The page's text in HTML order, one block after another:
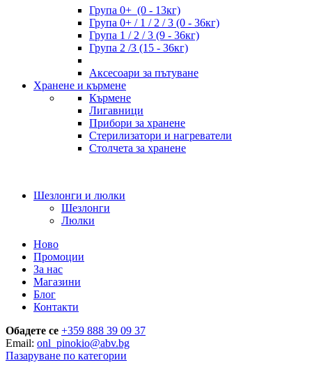
Група 0+ (0 - 13кг)
Група 0+ / 1 / 2 / 3 (0 - 36кг)
Група 1 / 2 / 3 (9 - 36кг)
Група 2 /3 (15 - 36кг)
Аксесоари за пътуване
Хранене и кърмене
Кърмене
Лигавници
Прибори за хранене
Стерилизатори и нагреватели
Столчета за хранене
Шезлонги и люлки
Шезлонги
Люлки
Ново
Промоции
За нас
Магазини
Блог
Контакти
Обадете се +359 888 39 09 37
Email: onl_pinokio@abv.bg
Пазаруване по категории